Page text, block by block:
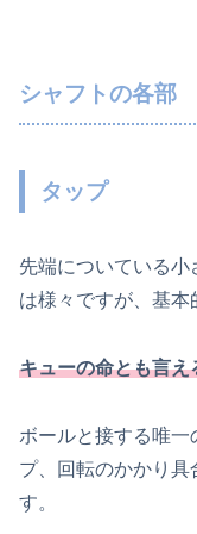
シャフトの各部
タップ
先端についている
は様々ですが、基本
キューの命とも言え
ボールと接する唯一
プ、回転のかかり具
す。